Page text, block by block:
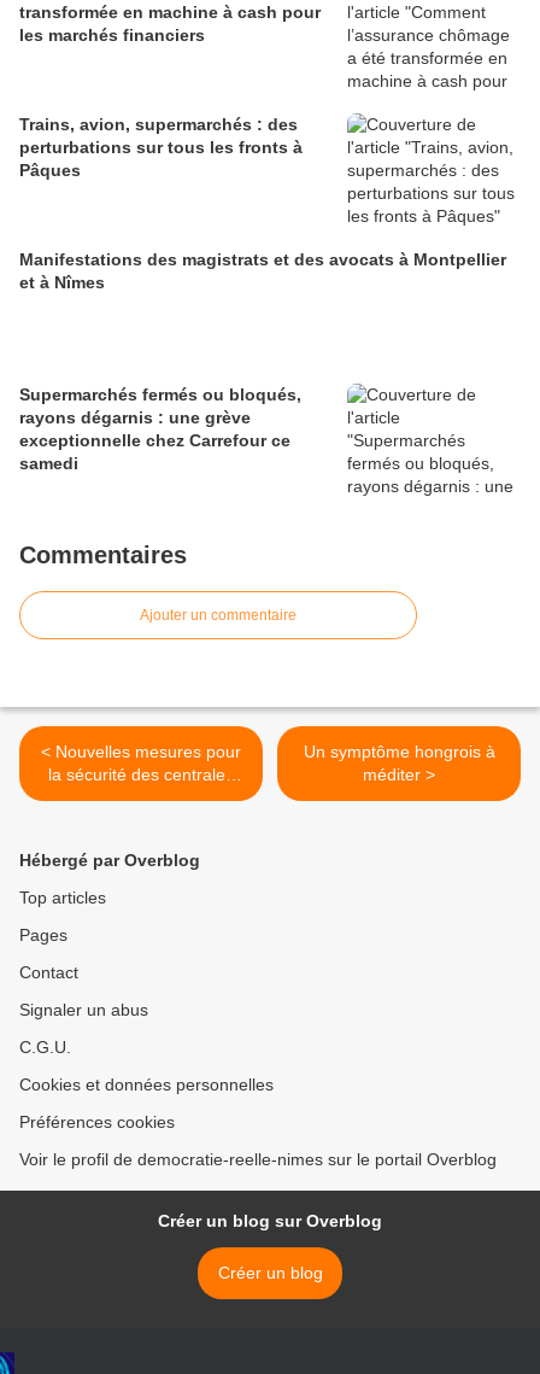
transformée en machine à cash pour
les marchés financiers
Trains, avion, supermarchés : des
perturbations sur tous les fronts à
Pâques
Manifestations des magistrats et des avocats à Montpellier
et à Nîmes
Supermarchés fermés ou bloqués,
rayons dégarnis : une grève
exceptionnelle chez Carrefour ce
samedi
Commentaires
Ajouter un commentaire
< Nouvelles mesures pour
la sécurité des centrales
nucléaires
Un symptôme hongrois à
méditer >
Hébergé par Overblog
Top articles
Pages
Contact
Signaler un abus
C.G.U.
Cookies et données personnelles
Préférences cookies
Voir le profil de democratie-reelle-nimes sur le portail Overblog
Créer un blog sur Overblog
Créer un blog